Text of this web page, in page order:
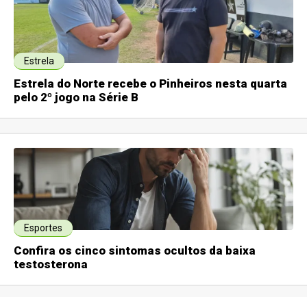
Estrela
Estrela do Norte recebe o Pinheiros nesta quarta
pelo 2º jogo na Série B
Esportes
Confira os cinco sintomas ocultos da baixa
testosterona